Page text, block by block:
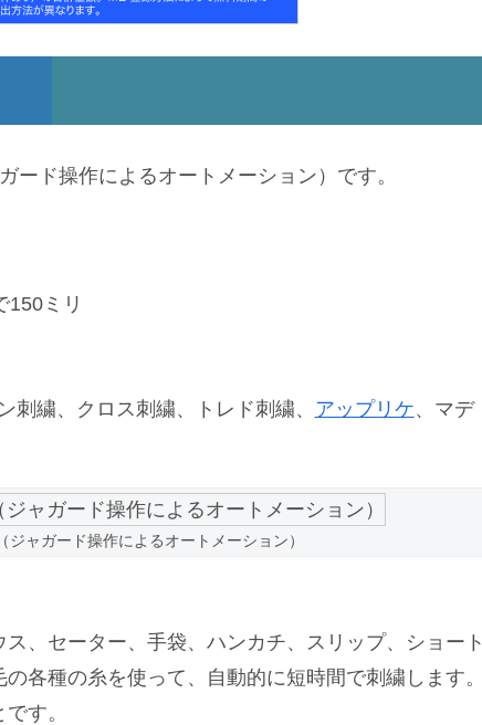
ード操作によるオートメーション）です。
ミリ
繍、クロス刺繍、トレド刺繍、 アップリケ、マデ
ャガード操作によるオートメーション）
、セーター、手袋、ハンカチ、スリップ、ショート
各種の糸を使って、自動的に短時間で刺繍します。
す。